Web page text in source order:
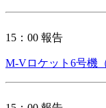
15：00 報告
M-Vロケット6号機